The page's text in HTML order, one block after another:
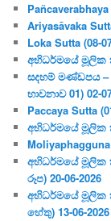
Ariyasāvaka
Loka Sutta (08-
අභිධර්මයේ මූලික
සදහම් මණ්ඩපය –
භාවනාව 01) 02-
Paccaya Sutta
අභිධර්මයේ මූලික
Moliyaphagguna
අභිධර්මයේ මූලික
රූප) 20-06-2026
අභිධර්මයේ මූලික
හේතු) 13-06-2026